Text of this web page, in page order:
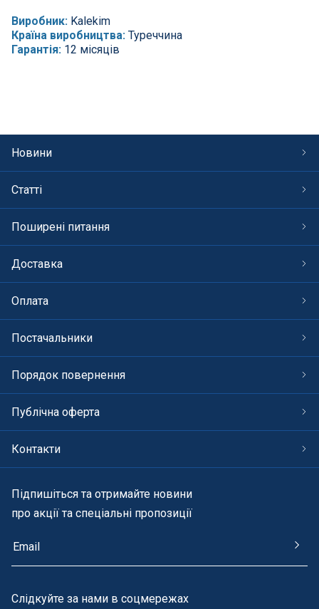
Виробник: Kalekim
Країна виробництва: Туреччина
Гарантія: 12 місяців
Новини
Статті
Поширені питання
Доставка
Оплата
Постачальники
Порядок повернення
Публічна оферта
Контакти
Підпишіться та отримайте новини
про акції та спеціальні пропозиції
Cлідкуйте за нами в соцмережах